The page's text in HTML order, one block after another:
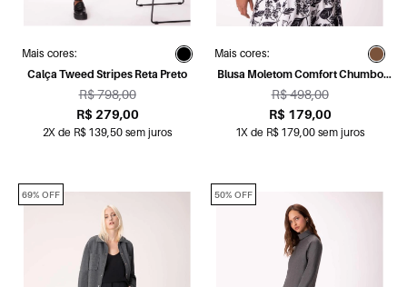
Mais cores:
Calça Tweed Stripes Reta Preto
R$ 798,00
R$ 279,00
2X de R$ 139,50 sem juros
Mais cores:
Blusa Moletom Comfort Chumbo
Mescla
R$ 498,00
R$ 179,00
1X de R$ 179,00 sem juros
69% OFF 50% OFF